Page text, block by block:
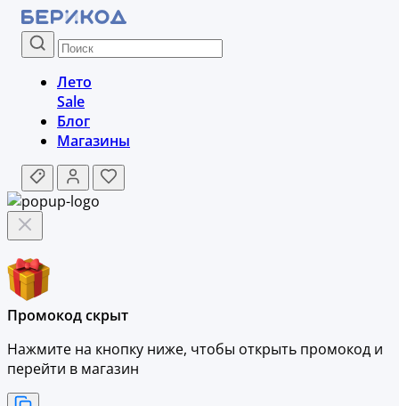
Лето
Sale
Блог
Магазины
Промокод скрыт
Нажмите на кнопку ниже, чтобы открыть промокод и
перейти в магазин